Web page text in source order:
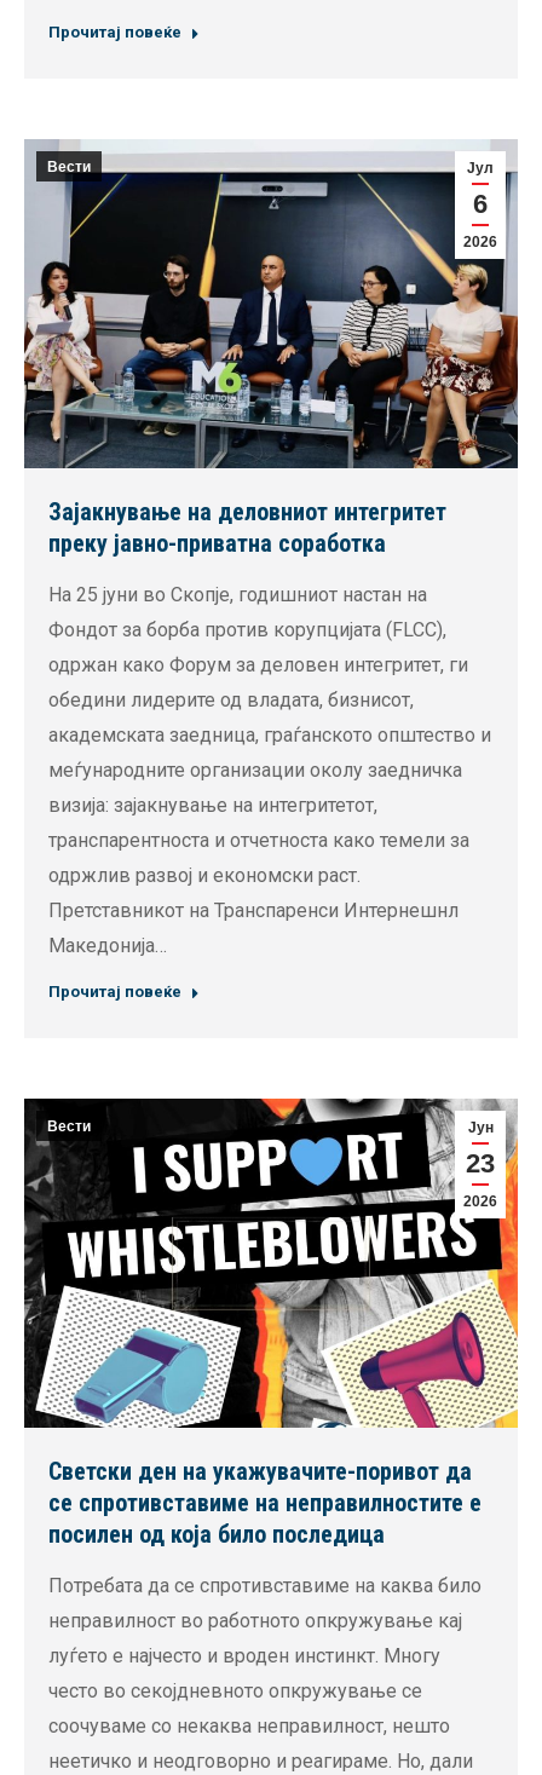
Прочитај повеќе
Јул
6
2026
Вести
Зајакнување на деловниот интегритет
преку јавно-приватна соработка
На 25 јуни во Скопје, годишниот настан на
Фондот за борба против корупцијата (FLCC),
одржан како Форум за деловен интегритет, ги
обедини лидерите од владата, бизнисот,
академската заедница, граѓанското општество и
меѓународните организации околу заедничка
визија: зајакнување на интегритетот,
транспарентноста и отчетноста како темели за
одржлив развој и економски раст.
Претставникот на Транспаренси Интернешнл
Македонија…
Прочитај повеќе
Јун
23
2026
Вести
Светски ден на укажувачите-поривот да
се спротивставиме на неправилностите е
посилен од која било последица
Потребата да се спротивставиме на каква било
неправилност во работното опкружување кај
луѓето е најчесто и вроден инстинкт. Многу
често во секојдневното опкружување се
соочуваме со некаква неправилност, нешто
неетичко и неодговорно и реагираме. Но, дали